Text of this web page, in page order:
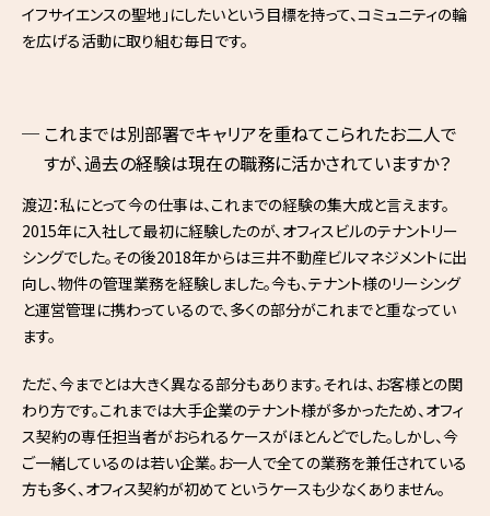
イフサイエンスの聖地」にしたいという目標を持って、コミュニティの輪
を広げる活動に取り組む毎日です。
これまでは別部署でキャリアを重ねてこられたお二人で
すが、過去の経験は現在の職務に活かされていますか？
渡辺：私にとって今の仕事は、これまでの経験の集大成と言えます。
2015年に入社して最初に経験したのが、オフィスビルのテナントリー
シングでした。その後2018年からは三井不動産ビルマネジメントに出
向し、物件の管理業務を経験しました。今も、テナント様のリーシング
と運営管理に携わっているので、多くの部分がこれまでと重なってい
ます。
ただ、今までとは大きく異なる部分もあります。それは、お客様との関
わり方です。これまでは大手企業のテナント様が多かったため、オフィ
ス契約の専任担当者がおられるケースがほとんどでした。しかし、今
ご一緒しているのは若い企業。お一人で全ての業務を兼任されている
方も多く、オフィス契約が初めてというケースも少なくありません。